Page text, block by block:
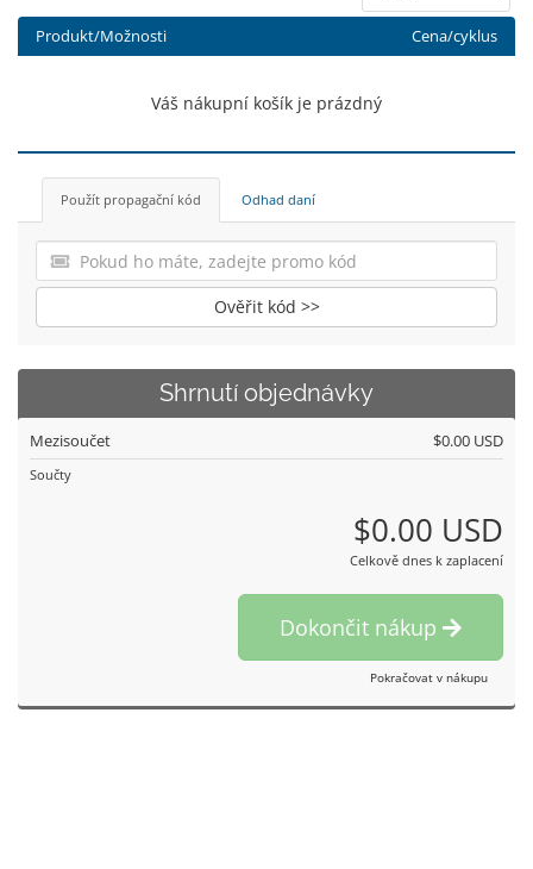
Produkt/Možnosti Cena/cyklus
Váš nákupní košík je prázdný
Použít propagační kód Odhad daní
Ověřit kód >>
Shrnutí objednávky
Mezisoučet $0.00 USD
Součty
$0.00 USD
Celkově dnes k zaplacení
Dokončit nákup
Pokračovat v nákupu